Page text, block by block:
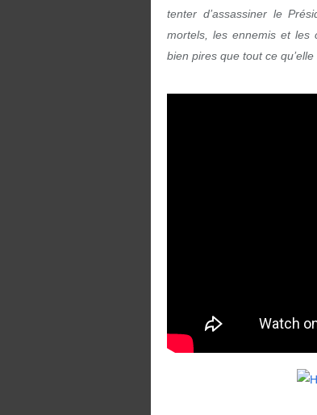
tenter d’assassiner le
mortels, les ennemis et les
bien pires que tout ce